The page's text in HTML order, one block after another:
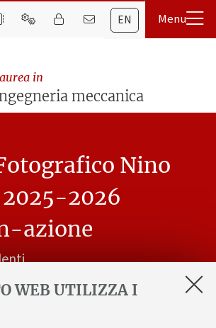
WEB UTILIZZA I
EN
in
meccanica
Nino
2026
azione
2025